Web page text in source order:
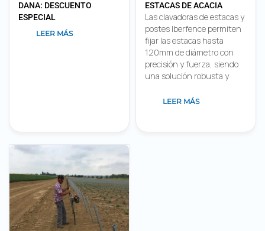
DANA: DESCUENTO
ESPECIAL
LEER MÁS
ESTACAS DE ACACIA
Las clavadoras de estacas y
postes Iberfence permiten
fijar las estacas hasta
120mm de diámetro con
precisión y fuerza, siendo
una solución robusta y
LEER MÁS